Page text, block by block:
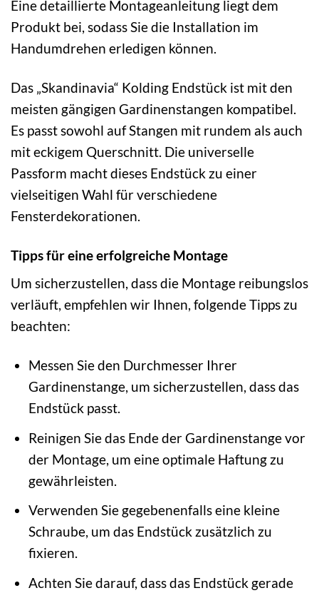
Eine detaillierte Montageanleitung liegt dem
Produkt bei, sodass Sie die Installation im
Handumdrehen erledigen können.
Das „Skandinavia“ Kolding Endstück ist mit den
meisten gängigen Gardinenstangen kompatibel.
Es passt sowohl auf Stangen mit rundem als auch
mit eckigem Querschnitt. Die universelle
Passform macht dieses Endstück zu einer
vielseitigen Wahl für verschiedene
Fensterdekorationen.
Tipps für eine erfolgreiche Montage
Um sicherzustellen, dass die Montage reibungslos
verläuft, empfehlen wir Ihnen, folgende Tipps zu
beachten:
Messen Sie den Durchmesser Ihrer
Gardinenstange, um sicherzustellen, dass das
Endstück passt.
Reinigen Sie das Ende der Gardinenstange vor
der Montage, um eine optimale Haftung zu
gewährleisten.
Verwenden Sie gegebenenfalls eine kleine
Schraube, um das Endstück zusätzlich zu
fixieren.
Achten Sie darauf, dass das Endstück gerade